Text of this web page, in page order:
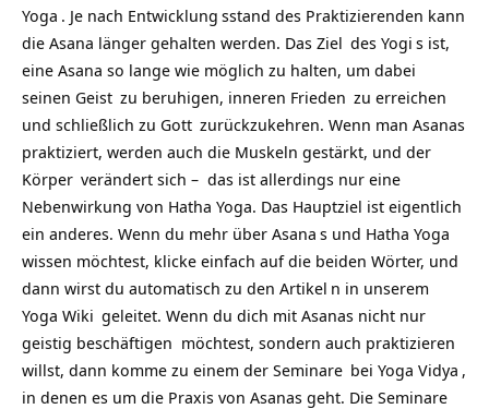
Yoga . Je nach Entwicklung sstand des Praktizierenden kann
die Asana länger gehalten werden. Das Ziel des Yogi s ist,
eine Asana so lange wie möglich zu halten, um dabei
seinen Geist zu beruhigen, inneren Frieden zu erreichen
und schließlich zu Gott zurückzukehren. Wenn man Asanas
praktiziert, werden auch die Muskeln gestärkt, und der
Körper verändert sich – das ist allerdings nur eine
Nebenwirkung von Hatha Yoga. Das Hauptziel ist eigentlich
ein anderes. Wenn du mehr über Asana s und Hatha Yoga
wissen möchtest, klicke einfach auf die beiden Wörter, und
dann wirst du automatisch zu den Artikel n in unserem
Yoga Wiki geleitet. Wenn du dich mit Asanas nicht nur
geistig beschäftigen möchtest, sondern auch praktizieren
willst, dann komme zu einem der Seminare bei Yoga Vidya ,
in denen es um die Praxis von Asanas geht. Die Seminare